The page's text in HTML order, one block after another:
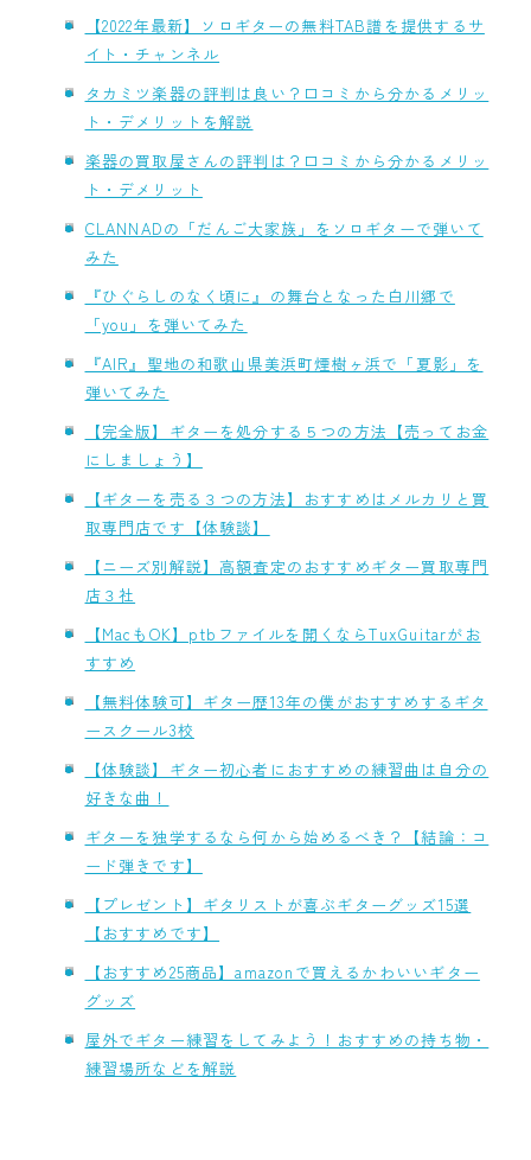
【2022年最新】ソロギターの無料TAB譜を提供するサ
イト・チャンネル
タカミツ楽器の評判は良い？口コミから分かるメリッ
ト・デメリットを解説
楽器の買取屋さんの評判は？口コミから分かるメリッ
ト・デメリット
CLANNADの「だんご大家族」をソロギターで弾いて
みた
『ひぐらしのなく頃に』の舞台となった白川郷で
「you」を弾いてみた
『AIR』聖地の和歌山県美浜町煙樹ヶ浜で「夏影」を
弾いてみた
【完全版】ギターを処分する５つの方法【売ってお金
にしましょう】
【ギターを売る３つの方法】おすすめはメルカリと買
取専門店です【体験談】
【ニーズ別解説】高額査定のおすすめギター買取専門
店３社
【MacもOK】ptbファイルを開くならTuxGuitarがお
すすめ
【無料体験可】ギター歴13年の僕がおすすめするギタ
ースクール3校
【体験談】ギター初心者におすすめの練習曲は自分の
好きな曲！
ギターを独学するなら何から始めるべき？【結論：コ
ード弾きです】
【プレゼント】ギタリストが喜ぶギターグッズ15選
【おすすめです】
【おすすめ25商品】amazonで買えるかわいいギター
グッズ
屋外でギター練習をしてみよう！おすすめの持ち物・
練習場所などを解説